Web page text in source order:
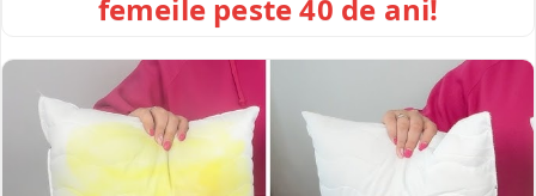
femeile peste 40 de ani!